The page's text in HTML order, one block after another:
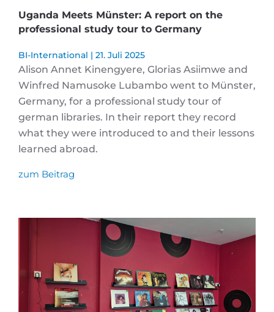
Uganda Meets Münster: A report on the
professional study tour to Germany
BI-International 21. Juli 2025
Alison Annet Kinengyere, Glorias Asiimwe and
Winfred Namusoke Lubambo went to Münster,
Germany, for a professional study tour of
german libraries. In their report they record
what they were introduced to and their lessons
learned abroad.
zum Beitrag